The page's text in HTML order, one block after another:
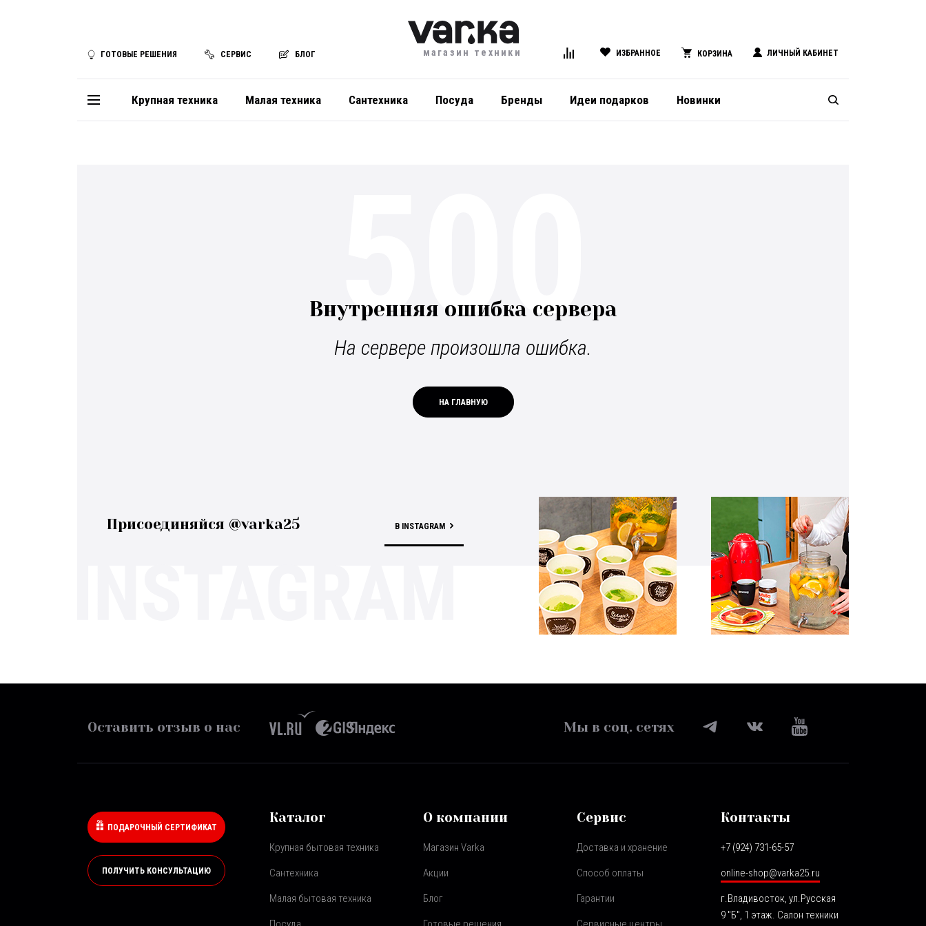
ГОТОВЫЕ РЕШЕНИЯ СЕРВИС БЛОГ магазин техники ИЗБРАННОЕ КОРЗИНА ЛИЧНЫЙ КАБИНЕТ
Крупная техника Малая техника Сантехника Посуда Бренды Идеи подарков Новинки
Внутренняя ошибка сервера
На сервере произошла ошибка.
НА ГЛАВНУЮ
500
Присоединяйся @varka25 В INSTAGRAM
Оставить отзыв о нас Мы в соц. сетях
ПОДАРОЧНЫЙ СЕРТИФИКАТ
ПОЛУЧИТЬ КОНСУЛЬТАЦИЮ
Каталог
Крупная бытовая техника
Сантехника
Малая бытовая техника
О компании
Магазин Varka
Акции
Блог
Сервис
Доставка и хранение
Способ оплаты
Гарантии
Контакты
+7 (924) 731-65-57
online-shop@varka25.ru
г.Владивосток, ул.Русская
9 "Б", 1 этаж. Салон техники